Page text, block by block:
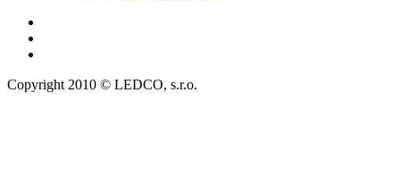
Copyright 2010 © LEDCO, s.r.o.